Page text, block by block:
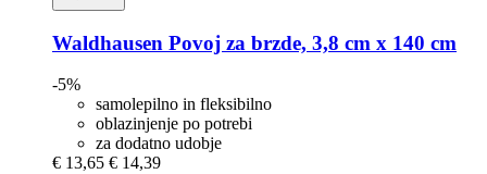
Waldhausen Povoj za brzde, 3,8 cm x 140 cm
-5%
samolepilno in fleksibilno
oblazinjenje po potrebi
za dodatno udobje
€ 13,65 € 14,39